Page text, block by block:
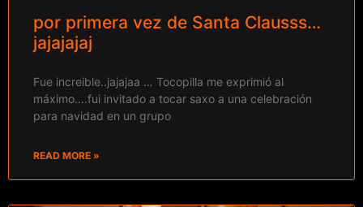
por primera vez de Santa Clausss…
jajajajaj
Fue increible..jajajaa … Tocopilla me exprimió al
máximo….fui invitado a tocar saxo a una celebración
para navidad en un grupo
READ MORE »